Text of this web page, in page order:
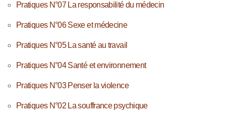
Pratiques N°07 La responsabilité du médecin
Pratiques N°06 Sexe et médecine
Pratiques N°05 La santé au travail
Pratiques N°04 Santé et environnement
Pratiques N°03 Penser la violence
Pratiques N°02 La souffrance psychique